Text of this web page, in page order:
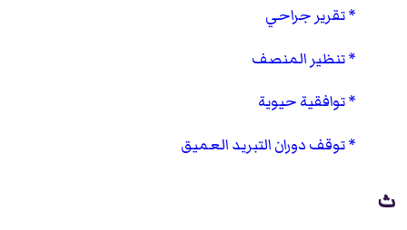
تقرير جراحي
تنظير المنصف
توافقية حيوية
توقف دوران التبريد العميق
ث